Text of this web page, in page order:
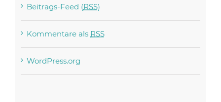
Beitrags-Feed (RSS)
Kommentare als RSS
WordPress.org